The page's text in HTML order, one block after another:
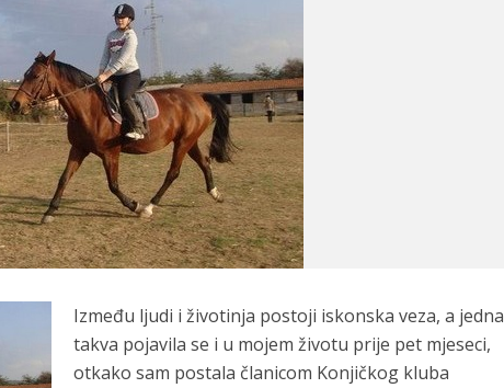
Između ljudi i životinja postoji iskonska veza, a jedna
takva pojavila se i u mojem životu prije pet mjeseci,
otkako sam postala članicom Konjičkog kluba